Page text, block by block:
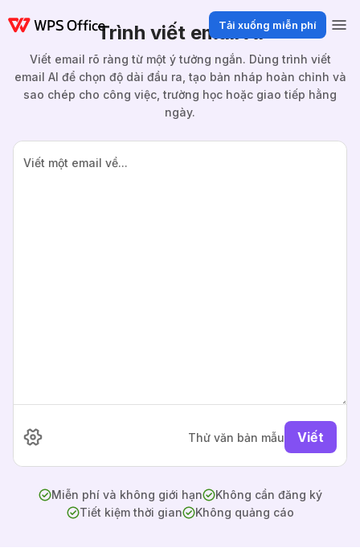
Tải xuống miễn phí
Trình viết email AI
Viết email rõ ràng từ một ý tưởng ngắn. Dùng trình viết
email AI để chọn độ dài đầu ra, tạo bản nháp hoàn chỉnh và
sao chép cho công việc, trường học hoặc giao tiếp hằng
ngày.
Thử văn bản mẫu Viết
Miễn phí và không giới hạn
Không cần đăng ký
Tiết kiệm thời gian
Không quảng cáo